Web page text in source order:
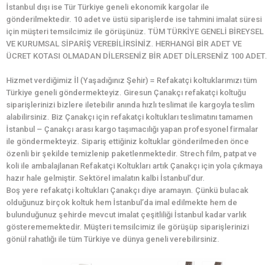
İstanbul dışı ise Tür Türkiye geneli ekonomik kargolar ile
gönderilmektedir. 10 adet ve üstü siparişlerde ise tahmini imalat süresi
için müşteri temsilcimiz ile görüşünüz. TÜM TÜRKİYE GENELİ BİREYSEL
VE KURUMSAL SİPARİŞ VEREBİLİRSİNİZ. HERHANGİ BİR ADET VE
ÜCRET KOTASI OLMADAN DİLERSENİZ BİR ADET DİLERSENİZ 100 ADET.
Hizmet verdiğimiz İl (Yaşadığınız Şehir) = Refakatçi koltuklarımızı tüm
Türkiye geneli göndermekteyiz. Giresun Çanakçı refakatçi koltuğu
siparişlerinizi bizlere iletebilir anında hızlı teslimat ile kargoyla teslim
alabilirsiniz. Biz Çanakçı için refakatçi koltukları teslimatını tamamen
İstanbul – Çanakçı arası kargo taşımacılığı yapan profesyonel firmalar
ile göndermekteyiz. Sipariş ettiğiniz koltuklar gönderilmeden önce
özenli bir şekilde temizlenip paketlenmektedir. Strech film, patpat ve
koli ile ambalajlanan Refakatçi Koltukları artık Çanakçı için yola çıkmaya
hazır hale gelmiştir. Sektörel imalatın kalbi İstanbul’dur.
Boş yere refakatçi koltukları Çanakçı diye aramayın. Çünkü bulacak
olduğunuz birçok koltuk hem İstanbul’da imal edilmekte hem de
bulunduğunuz şehirde mevcut imalat çeşitliliği İstanbul kadar varlık
gösterememektedir. Müşteri temsilcimiz ile görüşüp siparişlerinizi
gönül rahatlığı ile tüm Türkiye ve dünya geneli verebilirsiniz.